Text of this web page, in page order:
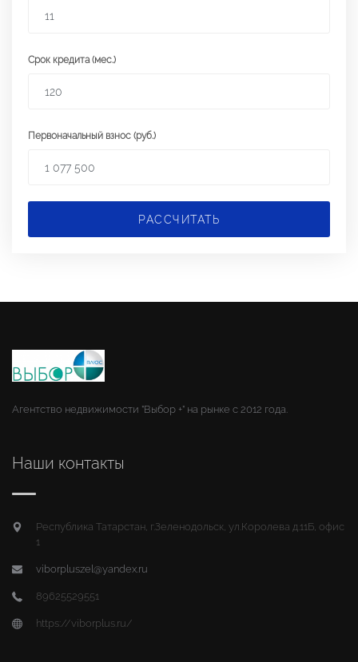
Срок кредита (мес.)
Первоначальный взнос (руб.)
РАССЧИТАТЬ
Агентство недвижимости "Выбор +" на рынке с 2012 года.
Наши контакты
Республика Татарстан, г.Зеленодольск, ул.Королева д.11Б, офис
1
viborpluszel@yandex.ru
89625529551
https://viborplus.ru/